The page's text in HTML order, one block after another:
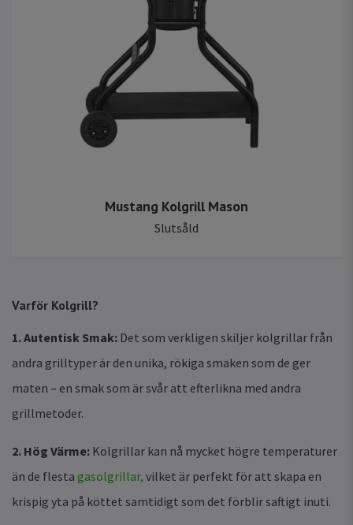
Mustang Kolgrill Mason
Slutsåld
Varför Kolgrill?
1. Autentisk Smak: Det som verkligen skiljer kolgrillar från
andra grilltyper är den unika, rökiga smaken som de ger
maten – en smak som är svår att efterlikna med andra
grillmetoder.
2. Hög Värme: Kolgrillar kan nå mycket högre temperaturer
än de flesta gasolgrillar, vilket är perfekt för att skapa en
krispig yta på köttet samtidigt som det förblir saftigt inuti.